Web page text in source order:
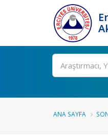
Ara
ANA SAYFA